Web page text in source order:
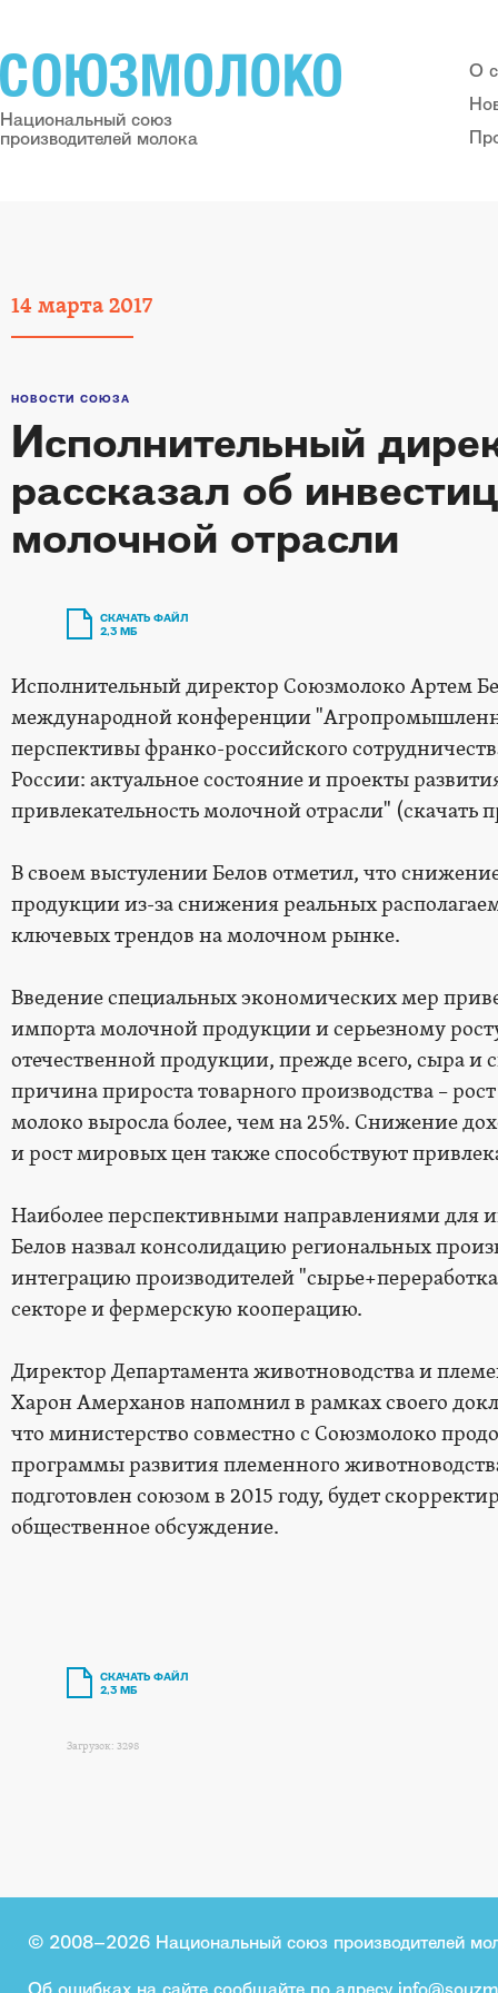
Национальный союз
производителей молока
О
14 марта2017
НОВОСТИ СОЮЗА
Исполнительный
рассказал об
молочной отрасли
СКАЧАТЬ ФАЙЛ
2,3 МБ
Исполнительный директор Союзмолоко Артем
международной конференции
перспективы франко-российского
России: актуальное состояние и проекты
привлекательность молочной отрасли"
В своем выстулении Белов отметил, что
продукции из-за снижения реальных
ключевых трендов на молочном рынке.
Введение специальных экономических мер
импорта молочной продукции и серьезному
отечественной продукции, прежде всего, сыра
причина прироста товарного производства –
молоко выросла более, чем на 25%. Снижение
и рост мировых цен также способствуют
Наиболее перспективными направлениями для
Белов назвал консолидацию региональных
интеграцию производителей
секторе и фермерскую кооперацию.
Директор Департамента животноводства и
Харон Амерханов напомнил в рамках своего
что министерство совместно с Союзмолоко
программы развития племенного
подготовлен союзом в 2015 году, будет
общественное обсуждение.
СКАЧАТЬ ФАЙЛ
2,3 МБ
Загрузок: 3298
© 2008–2026 Национальный союз производителей